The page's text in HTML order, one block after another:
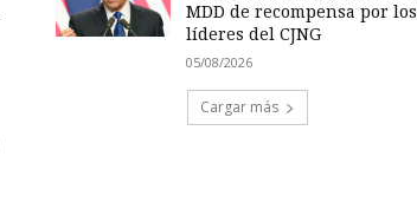
MDD de recompensa por los
líderes del CJNG
05/08/2026
Cargar más